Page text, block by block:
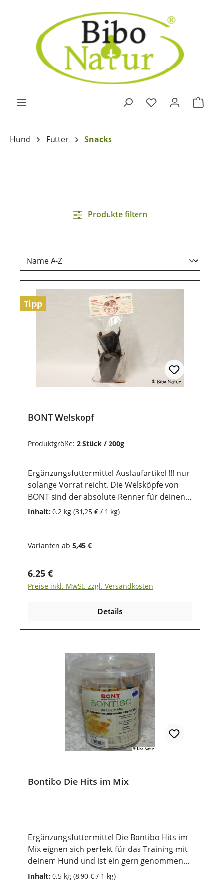
Zum Hauptinhalt springen
Hund Futter Snacks
Produkte filtern
Tipp
BONT Welskopf
Produktgröße: 2 Stück / 200g
Ergänzungsfuttermittel Auslaufartikel !!! nur
solange Vorrat reicht. Die Welsköpfe von
BONT sind der absolute Renner für deinen
Hund. Sie sind reich an Omega 3 Fettsäuren,
geeignet. Die Welsköpfe können optimal als
Hundes gefüttert werden. Sie werden 100%
natürlich aus deutschen Aquakulturen
hergestellt und enthalten weder
Aromastoffe. Lagerung: Damit unsere
haltbar bleiben, ist eine trockene und
luftdichte Aufbewahrung wichtig. Ebenso
sollten sie vor direkter Sonneneinstrahlung
geschützt werden, damit die wertvollen
Inhaltsstoffe lange erhalten bleiben.
Inhalt: 0.2 kg (31,25 € / 1 kg)
Varianten ab 5,45 €
Regulärer Preis:
6,25 €
Preise inkl. MwSt. zzgl. Versandkosten
Details
Bontibo Die Hits im Mix
Ergänzungsfuttermittel Die Bontibo Hits im
Mix eignen sich perfekt für das Training mit
deinem Hund und ist ein gern genommens
Leckerlie im Alltag. Die Mischung besteht
Inhalt: 0.5 kg (8,90 € / 1 kg)